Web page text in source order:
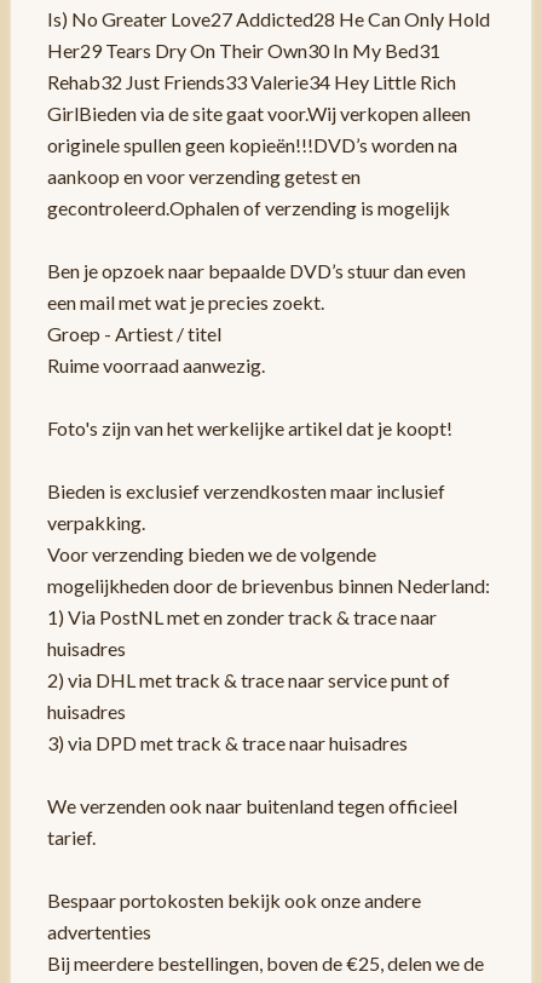
Is) No Greater Love27 Addicted28 He Can Only Hold
Her29 Tears Dry On Their Own30 In My Bed31
Rehab32 Just Friends33 Valerie34 Hey Little Rich
GirlBieden via de site gaat voor.Wij verkopen alleen
originele spullen geen kopieën!!!DVD’s worden na
aankoop en voor verzending getest en
gecontroleerd.Ophalen of verzending is mogelijk
Ben je opzoek naar bepaalde DVD’s stuur dan even
een mail met wat je precies zoekt.
Groep - Artiest / titel
Ruime voorraad aanwezig.
Foto's zijn van het werkelijke artikel dat je koopt!
Bieden is exclusief verzendkosten maar inclusief
verpakking.
Voor verzending bieden we de volgende
mogelijkheden door de brievenbus binnen Nederland:
1) Via PostNL met en zonder track & trace naar
huisadres
2) via DHL met track & trace naar service punt of
huisadres
3) via DPD met track & trace naar huisadres
We verzenden ook naar buitenland tegen officieel
tarief.
Bespaar portokosten bekijk ook onze andere
advertenties
Bij meerdere bestellingen, boven de €25, delen we de